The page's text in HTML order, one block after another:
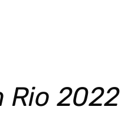
Rio 2022